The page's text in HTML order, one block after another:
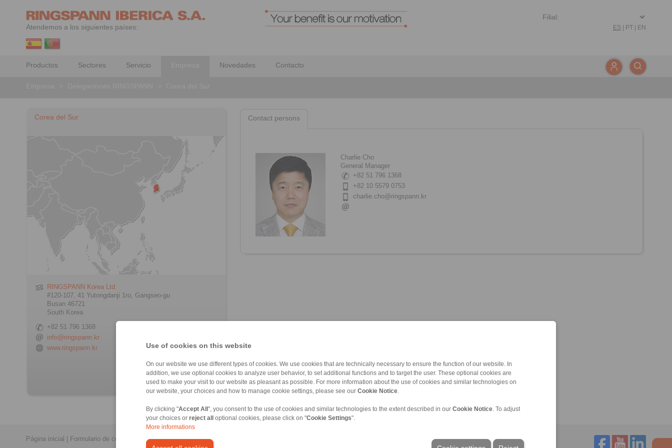
Use of cookies on this website
On our website we use different types of cookies. We use cookies that are technically necessary to ensure the function of our website. In
addition, we use optional cookies to analyze user behavior, to set additional functions and to target the user. These optional cookies are
used to make your visit to our website as pleasant as possible. For more information about the use of cookies and similar technologies on
our website, your choices and how to manage cookie settings, please see our Cookie Notice
By clicking "Accept All ", you consent to the use of cookies and similar technologies to the extent described in our Cookie Notice . To adjust
your choices or reject all optional cookies, please click on "Cookie Settings".
More informations
Atendemos a los siguientes países: ES PT EN
Productos Sectores Servicio Novedades Contacto
Corea del Sur
RINGSPANN Korea Ltd.
#120-107, 41 Yutongdanji 1ro, Gangseo-gu
Busan 46721
South Korea
+82 51 796 1368
info@ringspann.kr
www.ringspann.kr
> Formulario de contacto
Contact persons
Charlie Cho
General Manager
+82 51 796 1368
+82 10 5579 0753
charlie.cho@ringspann.kr
Página inicial | Formulario de contacto Impreso|Protección de datos personales